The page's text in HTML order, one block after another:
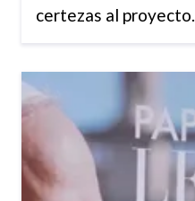
certezas al proyecto.